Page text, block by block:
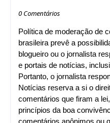
0 Comentários
Política de moderação de
brasileira prevê a
blogueiro ou o jornalista
e portais de notícias,
Portanto, o jornalista
Notícias reserva a si o
comentários que firam a
princípios da boa
comentários anônimos ou